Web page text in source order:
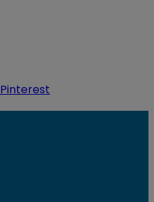
Pinterest